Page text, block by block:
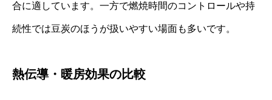
合に適しています。一方で燃焼時間のコントロールや持
続性では豆炭のほうが扱いやすい場面も多いです。
熱伝導・暖房効果の比較